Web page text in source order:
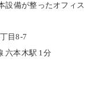
設備が整ったオフィス
目8-7
六本木駅 1分